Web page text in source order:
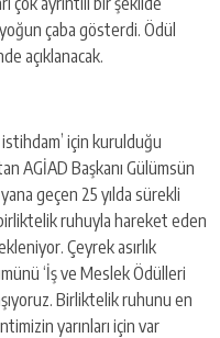
çaba gösterdi. Ödül
açıklanacak.
istihdam’ için kurulduğu
AGİAD Başkanı Gülümsün
geçen 25 yılda sürekli
ruhuyla hareket eden
Çeyrek asırlık
‘İş ve Meslek Ödülleri
Birliktelik ruhunu en
yarınları için var